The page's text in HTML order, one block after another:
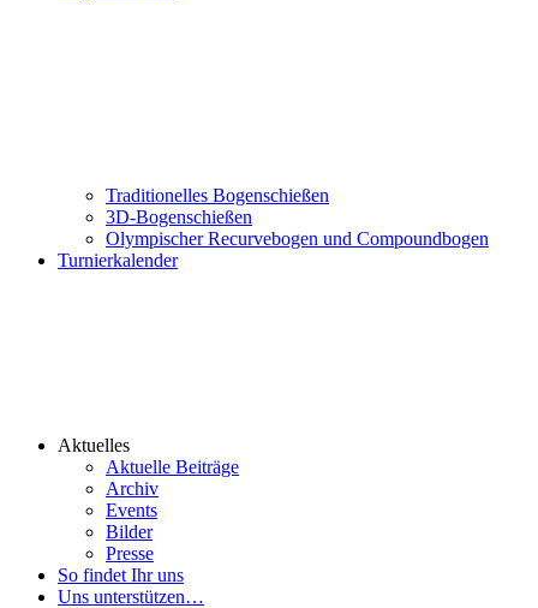
Traditionelles Bogenschießen
3D-Bogenschießen
Olympischer Recurvebogen und Compoundbogen
Turnierkalender
Aktuelles
Aktuelle Beiträge
Archiv
Events
Bilder
Presse
So findet Ihr uns
Uns unterstützen…